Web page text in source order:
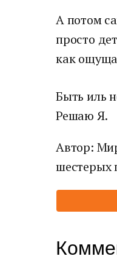
А потом
просто
как
Быть иль
Решаю Я.
Автор:
шестерых